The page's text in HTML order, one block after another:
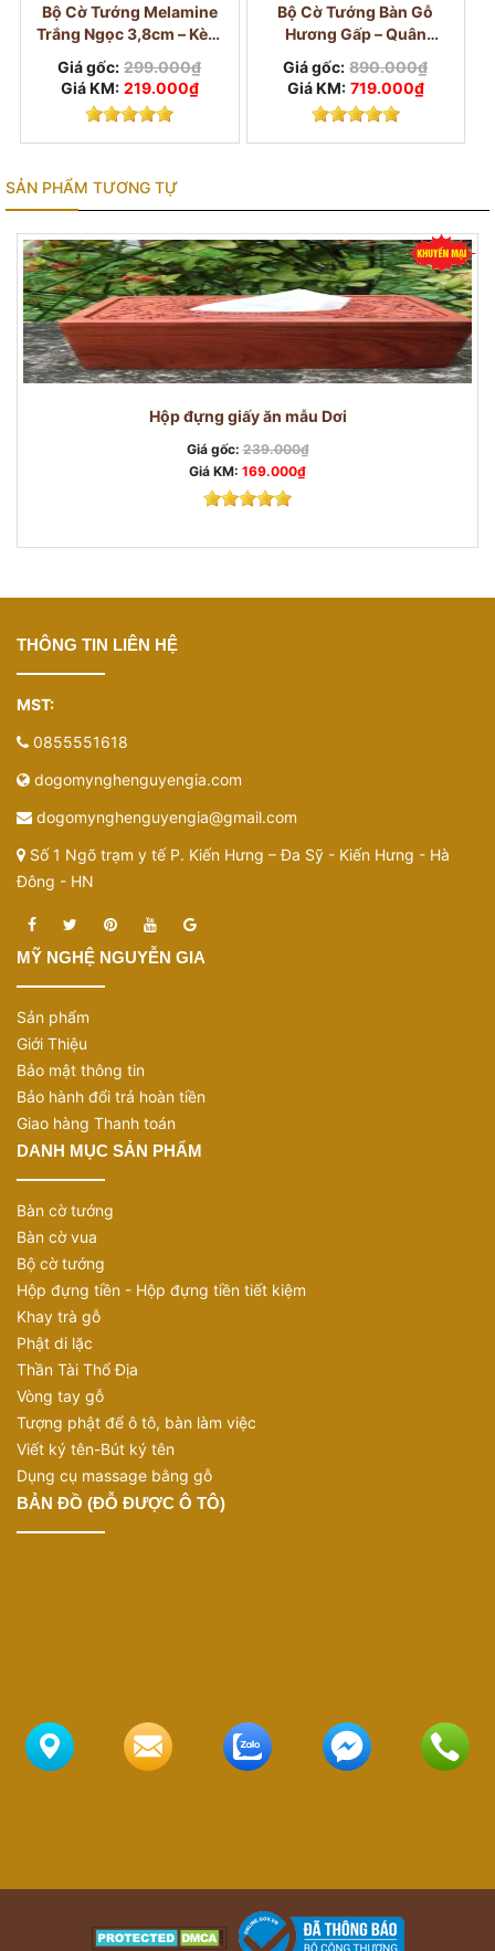
Bộ Cờ Tướng Melamine
Trắng Ngọc 3,8cm – Kèm
Bàn Vải Và Hộp
Giá gốc: 299.000₫
Giá KM: 219.000₫
Bộ Cờ Tướng Bàn Gỗ
Hương Gấp – Quân
Melamine Trắng Ngọc
3,8cm
Giá gốc: 890.000₫
Giá KM: 719.000₫
SẢN PHẨM TƯƠNG TỰ
Hộp đựng giấy ăn mẫu Dơi
Giá gốc: 239.000₫
Giá KM: 169.000₫
THÔNG TIN LIÊN HỆ
MST:
0855551618
dogomynghenguyengia.com
dogomynghenguyengia@gmail.com
Số 1 Ngõ trạm y tế P. Kiến Hưng – Đa Sỹ - Kiến Hưng - Hà
Đông - HN
MỸ NGHỆ NGUYỄN GIA
Sản phẩm
Giới Thiệu
Bảo mật thông tin
Bảo hành đổi trả hoàn tiền
Giao hàng Thanh toán
DANH MỤC SẢN PHẨM
Bàn cờ tướng
Bàn cờ vua
Bộ cờ tướng
Hộp đựng tiền - Hộp đựng tiền tiết kiệm
Khay trà gỗ
Phật di lặc
Thần Tài Thổ Địa
Vòng tay gỗ
Tượng phật để ô tô, bàn làm việc
Viết ký tên-Bút ký tên
Dụng cụ massage bằng gỗ
BẢN ĐỒ (ĐỖ ĐƯỢC Ô TÔ)